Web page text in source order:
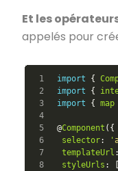
Et les
appelés pour
1
2
3
4
5
6
7
8
import {
import
{
import
{ map
@Component ({
selector: '
templateUrl :
styleUrls :